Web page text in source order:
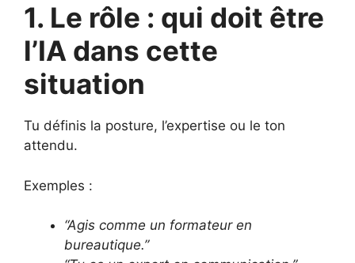
1. Le rôle : qui doit être
l’IA dans cette
situation
Tu définis la posture, l’expertise ou le ton
attendu.
Exemples :
“Agis comme un formateur en
bureautique.”